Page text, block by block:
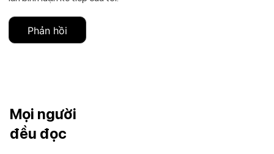
Mọi người
đều đọc